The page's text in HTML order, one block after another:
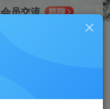
会员交流
群聊